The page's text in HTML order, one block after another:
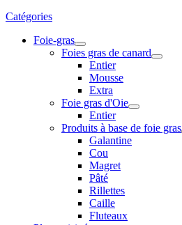
Catégories
Foie-gras
Foies gras de canard
Entier
Mousse
Extra
Foie gras d'Oie
Entier
Produits à base de foie gras
Galantine
Cou
Magret
Pâté
Rillettes
Caille
Fluteaux